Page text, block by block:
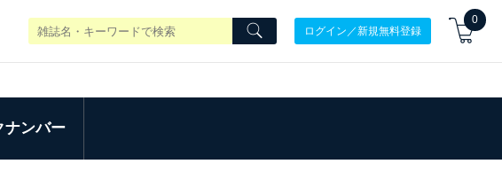
ログイン／新規無料登録
0
ナンバー